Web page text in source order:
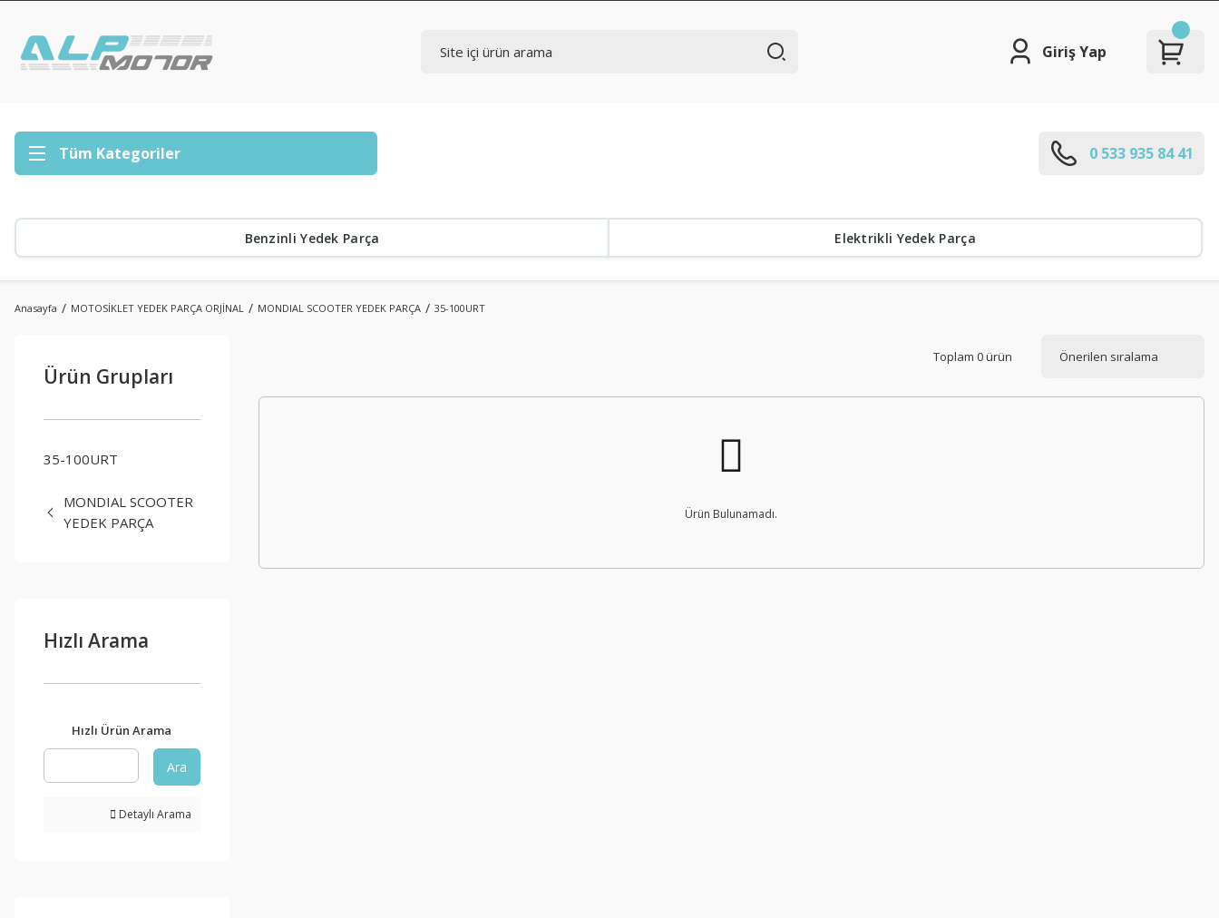
Giriş Yap
Tüm Kategoriler 0 533 935 84 41
Benzinli Yedek Parça Elektrikli Yedek Parça
Anasayfa MOTOSİKLET YEDEK PARÇA ORJİNAL MONDIAL SCOOTER YEDEK PARÇA 35-100URT
Ürün Grupları
35-100URT
MONDIAL SCOOTER
YEDEK PARÇA
Hızlı Arama
Hızlı Ürün Arama
Ara
Detaylı Arama
Toplam 0 ürün
Ürün Bulunamadı.